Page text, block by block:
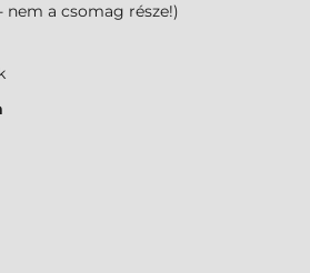
nem a csomag része!)